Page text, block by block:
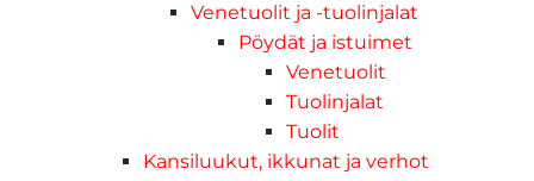
Venetuolit ja -tuolinjalat
Pöydät ja istuimet
Venetuolit
Tuolinjalat
Tuolit
Kansiluukut, ikkunat ja verhot